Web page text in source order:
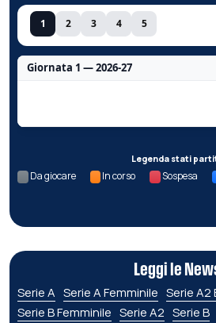
1 2 3 4 5
Giornata 1 — 2026-27
Legenda stati
Da giocare In corso Sospesa
Leggi le
Serie A Serie A Femminile Serie A2
Serie B Femminile Serie A2 Serie B